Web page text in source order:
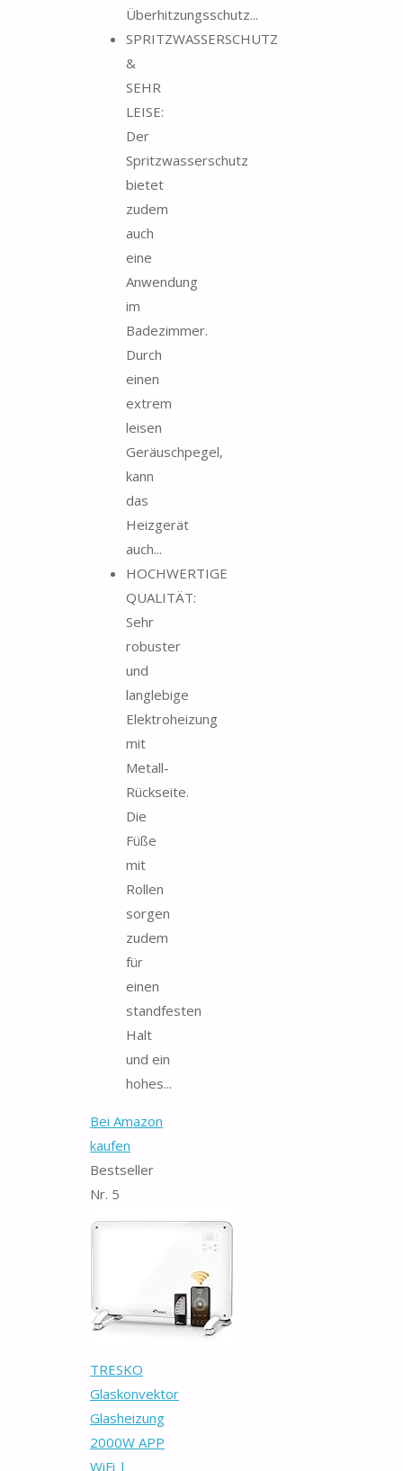
Überhitzungsschutz...
SPRITZWASSERSCHUTZ
&
SEHR
LEISE:
Der
Spritzwasserschutz
bietet
zudem
auch
eine
Anwendung
im
Badezimmer.
Durch
einen
extrem
leisen
Geräuschpegel,
kann
das
Heizgerät
auch...
HOCHWERTIGE
QUALITÄT:
Sehr
robuster
und
langlebige
Elektroheizung
mit
Metall-
Rückseite.
Die
Füße
mit
Rollen
sorgen
zudem
für
einen
standfesten
Halt
und ein
hohes...
Bei Amazon
kaufen
Bestseller
Nr. 5
TRESKO
Glaskonvektor
Glasheizung
2000W APP
WiFi |